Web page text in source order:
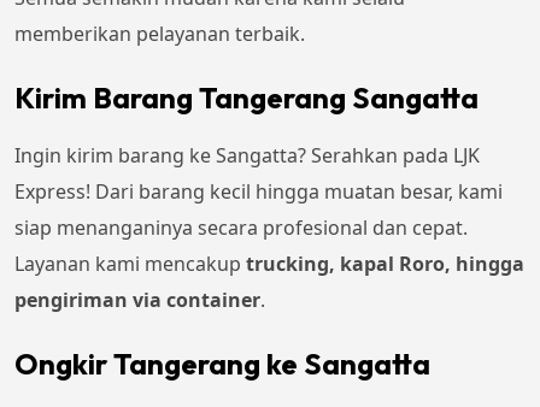
memberikan pelayanan terbaik.
Kirim Barang Tangerang Sangatta
Ingin kirim barang ke Sangatta? Serahkan pada LJK
Express! Dari barang kecil hingga muatan besar, kami
siap menanganinya secara profesional dan cepat.
Layanan kami mencakup trucking, kapal Roro, hingga
pengiriman via container.
Ongkir Tangerang ke Sangatta